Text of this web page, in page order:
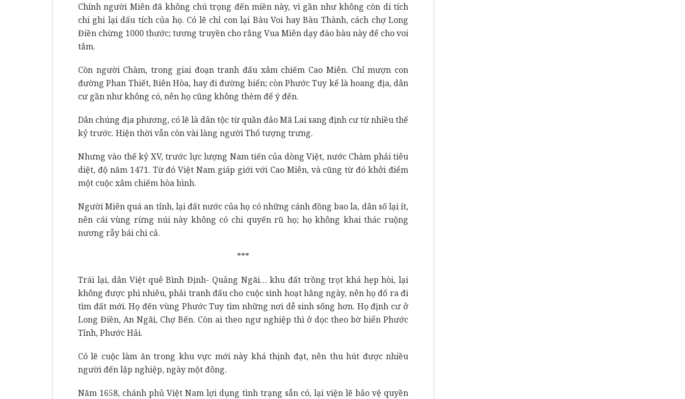
Chính người Miên đã không chú trọng đến miền này, vì gần như không còn di tích
chi ghi lại dấu tích của họ. Có lẽ chỉ con lại Bàu Voi hay Bàu Thành, cách chợ Long
Điền chừng 1000 thước; tương truyền cho rằng Vua Miên dạy đào bàu này để cho voi
tắm.
Còn người Chàm, trong giai đoạn tranh đấu xâm chiếm Cao Miên. Chỉ mượn con
đường Phan Thiết, Biên Hòa, hay đi đường biển; còn Phước Tuy kể là hoang địa, dân
cư gần như không có, nên họ cũng không thèm để ý đến.
Dân chúng địa phương, có lẽ là dân tộc từ quần đảo Mã Lai sang định cư từ nhiều thế
kỷ trước. Hiện thời vẫn còn vài làng người Thổ tượng trưng.
Nhưng vào thế kỷ XV, trước lực lượng Nam tiến của dòng Việt, nước Chàm phải tiêu
diệt, độ năm 1471. Từ đó Việt Nam giáp giới với Cao Miên, và cũng từ đó khởi điểm
một cuộc xâm chiếm hòa bình.
Người Miên quá an tỉnh, lại đất nước của họ có những cánh đồng bao la, dân số lại ít,
nên cái vùng rừng núi này không có chi quyến rũ họ; họ không khai thác ruộng
nương rẫy bái chi cả.
***
Trái lại, dân Việt quê Bình Định- Quảng Ngãi… khu đất trồng trọt khá hẹp hòi, lại
không được phì nhiêu, phải tranh đấu cho cuộc sinh hoạt hằng ngày, nên họ đổ ra đi
tìm đất mới. Họ đến vùng Phước Tuy tìm những nơi dễ sinh sống hơn. Họ định cư ở
Long Điền, An Ngãi, Chợ Bến. Còn ai theo ngư nghiệp thì ở dọc theo bờ biển Phước
Tỉnh, Phước Hải.
Có lẽ cuộc làm ăn trong khu vực mới này khá thịnh đạt, nên thu hút được nhiều
người đến lập nghiệp, ngày một đông.
Năm 1658, chánh phủ Việt Nam lợi dụng tình trạng sẵn có, lại viện lẽ bảo vệ quyền